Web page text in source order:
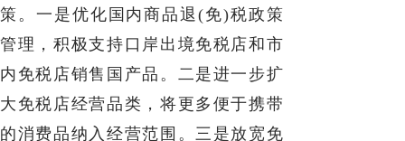
策。一是优化国内商品退(免)税政策
管理，积极支持口岸出境免税店和市
内免税店销售国产品。二是进一步扩
大免税店经营品类，将更多便于携带
的消费品纳入经营范围。三是放宽免